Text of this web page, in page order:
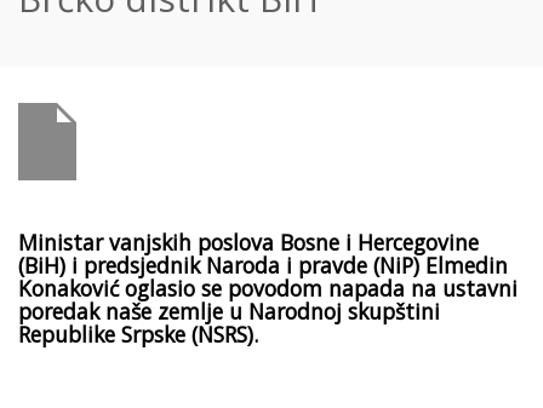
Ministar vanjskih poslova Bosne i Hercegovine
(BiH) i predsjednik Naroda i pravde (NiP) Elmedin
Konaković oglasio se povodom napada na ustavni
poredak naše zemlje u Narodnoj skupštini
Republike Srpske (NSRS).